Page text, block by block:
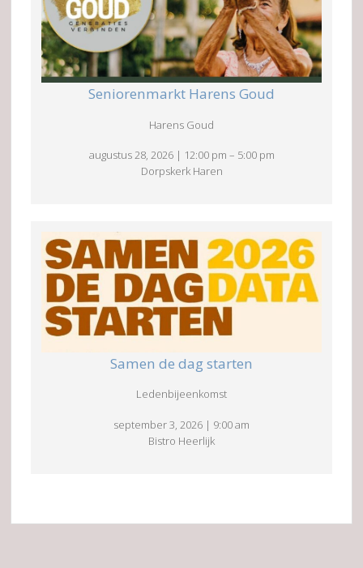
Seniorenmarkt Harens Goud
Harens Goud
augustus 28, 2026 | 12:00 pm – 5:00 pm
Dorpskerk Haren
Samen de dag starten
Ledenbijeenkomst
september 3, 2026 | 9:00 am
Bistro Heerlijk